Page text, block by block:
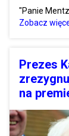
"Panie
Zobacz
Prezes
na